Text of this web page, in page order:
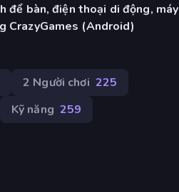
để bàn, điện thoại di động, máy
CrazyGames (Android)
2 Người chơi 225
Kỹ năng 259